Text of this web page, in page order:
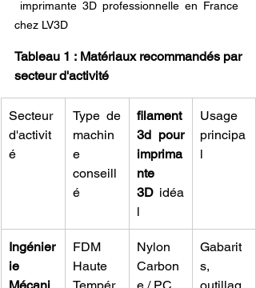
chez LV3D
Tableau 1 : Matériaux recommandés par
secteur d'activité
Secteur
d'activit
é
Type de
machin
e
conseill
é
filament
3d pour
imprima
nte
3D idéa
l
Usage
principa
l
Ingénier
ie
FDM
Haute
Nylon
Carbon
Gabarit
s,